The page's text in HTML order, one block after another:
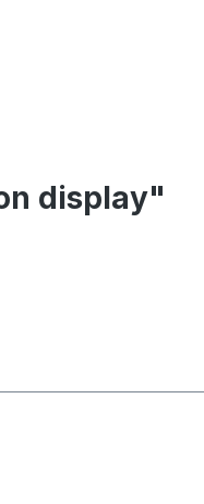
display"